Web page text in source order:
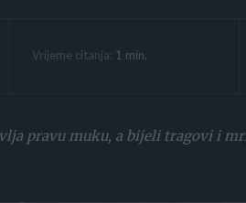
Vrijeme citanja: 1 min.
pravu muku, a bijeli tragovi i